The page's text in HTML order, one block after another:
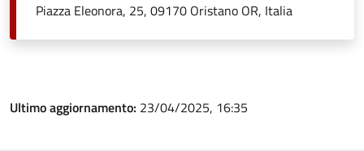
Piazza Eleonora, 25, 09170 Oristano OR, Italia
Ultimo aggiornamento: 23/04/2025, 16:35